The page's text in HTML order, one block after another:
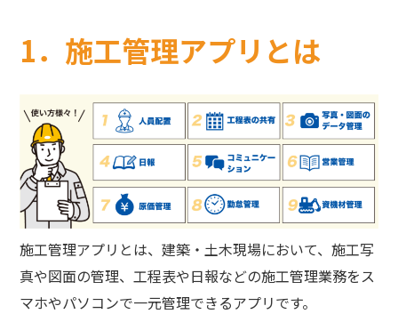
1．施工管理アプリとは
施工管理アプリとは、建築・土木現場において、施工写
真や図面の管理、工程表や日報などの施工管理業務をス
マホやパソコンで一元管理できるアプリです。